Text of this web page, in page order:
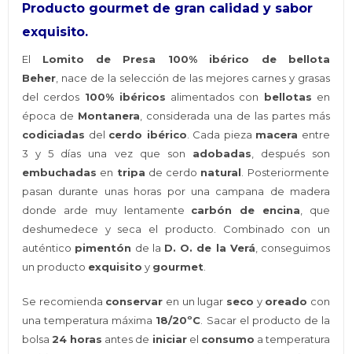
Producto gourmet de gran calidad y sabor
exquisito.
El Lomito de Presa 100% ibérico de bellota
Beher, nace de la selección de las mejores carnes y grasas
del cerdos 100% ibéricos alimentados con bellotas en
época de Montanera, considerada una de las partes más
codiciadas del cerdo ibérico. Cada pieza macera entre
3 y 5 días una vez que son adobadas, después son
embuchadas en tripa de cerdo natural. Posteriormente
pasan durante unas horas por una campana de madera
donde arde muy lentamente carbón de encina, que
deshumedece y seca el producto. Combinado con un
auténtico pimentón de la D. O. de la Verá, conseguimos
un producto exquisito y gourmet.
Se recomienda conservar en un lugar seco y oreado con
una temperatura máxima 18/20ºC. Sacar el producto de la
bolsa24 horas antes de iniciarel consumo a temperatura